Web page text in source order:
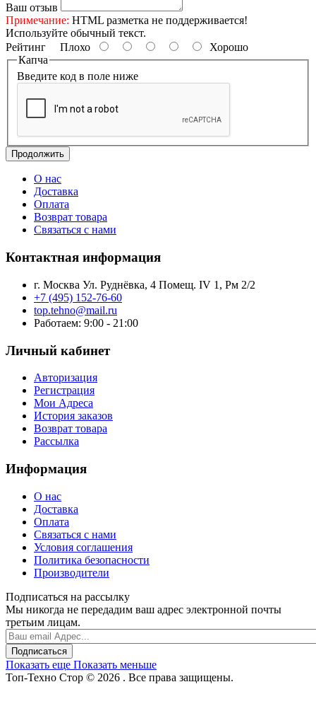
Ваш отзыв
Примечание: HTML разметка не поддерживается!
Используйте обычный текст.
Рейтинг Плохо
Хорошо
Капча
Введите код в поле ниже
Продолжить
О нас
Доставка
Оплата
Возврат товара
Связаться с нами
Контактная информация
г. Москва Ул. Руднёвка, 4 Помещ. IV 1, Рм 2/2
+7 (495) 152-76-60
top.tehno@mail.ru
Работаем: 9:00 - 21:00
Личный кабинет
Авторизация
Регистрация
Мои Адреса
История заказов
Возврат товара
Рассылка
Информация
О нас
Доставка
Оплата
Связаться с нами
Условия соглашения
Политика безопасности
Производители
Подписаться на рассылку
Мы никогда не передадим ваш адрес электронной почты
третьим лицам.
Подписаться
Показать еще Показать меньше
Топ-Техно Стор © 2026 . Все права защищены.